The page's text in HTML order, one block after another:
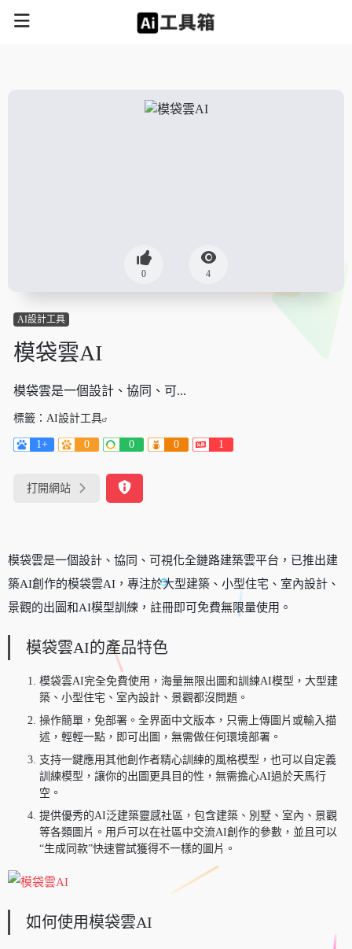
0 4
AI設計工具
模袋雲AI
模袋雲是一個設計、協同、可...
標籤： AI設計工具
1+ 0 0 0 1
打開網站
模袋雲是一個設計、協同、可視化全鏈路建築雲平台，已推出建
築AI創作的模袋雲AI，專注於大型建築、小型住宅、室內設計、
景觀的出圖和AI模型訓練，註冊即可免費無限量使用。
模袋雲AI的產品特色
模袋雲AI完全免費使用，海量無限出圖和訓練AI模型，大型建
築、小型住宅、室內設計、景觀都沒問題。
操作簡單，免部署。全界面中文版本，只需上傳圖片或輸入描
述，輕輕一點，即可出圖，無需做任何環境部署。
支持一鍵應用其他創作者精心訓練的風格模型，也可以自定義
訓練模型，讓你的出圖更具目的性，無需擔心AI過於天馬行
空。
提供優秀的AI泛建築靈感社區，包含建築、別墅、室內、景觀
等各類圖片。用戶可以在社區中交流AI創作的參數，並且可以
“生成同款”快速嘗試獲得不一樣的圖片。
如何使用模袋雲AI